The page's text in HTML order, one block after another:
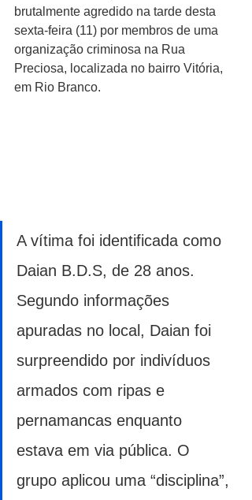
brutalmente agredido na tarde desta
sexta-feira (11) por membros de uma
organização criminosa na Rua
Preciosa, localizada no bairro Vitória,
em Rio Branco.
A vítima foi identificada como
Daian B.D.S, de 28 anos.
Segundo informações
apuradas no local, Daian foi
surpreendido por indivíduos
armados com ripas e
pernamancas enquanto
estava em via pública. O
grupo aplicou uma “disciplina”,